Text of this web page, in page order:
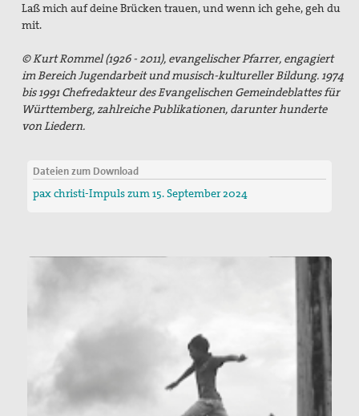
Laß mich auf deine Brücken trauen, und wenn ich gehe, geh du
mit.
© Kurt Rommel (1926 - 2011), evangelischer Pfarrer, engagiert
im Bereich Jugendarbeit und musisch-kultureller Bildung. 1974
bis 1991 Chefredakteur des Evangelischen Gemeindeblattes für
Württemberg, zahlreiche Publikationen, darunter hunderte
von Liedern.
Dateien zum Download
pax christi-Impuls zum 15. September 2024